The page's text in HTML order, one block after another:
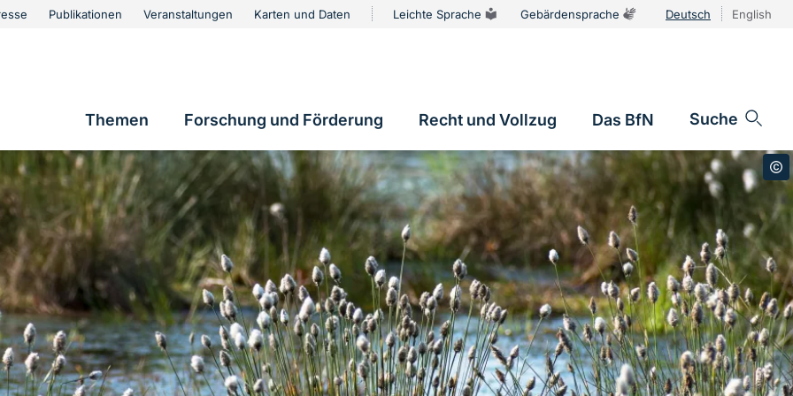
Publikationen Veranstaltungen Karten und Daten Leichte Sprache Gebärdensprache Deutsch English
Hauptnavigation
Themen Forschung und Förderung Recht und Vollzug Das BfN Suche